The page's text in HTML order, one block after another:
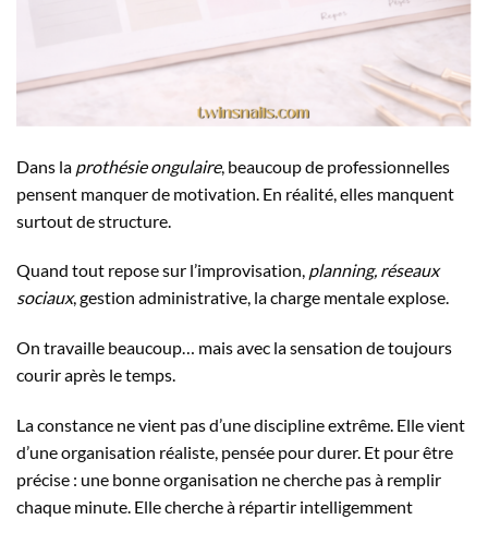
Dans la prothésie ongulaire, beaucoup de professionnelles
pensent manquer de motivation. En réalité, elles manquent
surtout de structure.
Quand tout repose sur l’improvisation, planning, réseaux
sociaux, gestion administrative, la charge mentale explose.
On travaille beaucoup… mais avec la sensation de toujours
courir après le temps.
La constance ne vient pas d’une discipline extrême. Elle vient
d’une organisation réaliste, pensée pour durer. Et pour être
précise : une bonne organisation ne cherche pas à remplir
chaque minute. Elle cherche à répartir intelligemment